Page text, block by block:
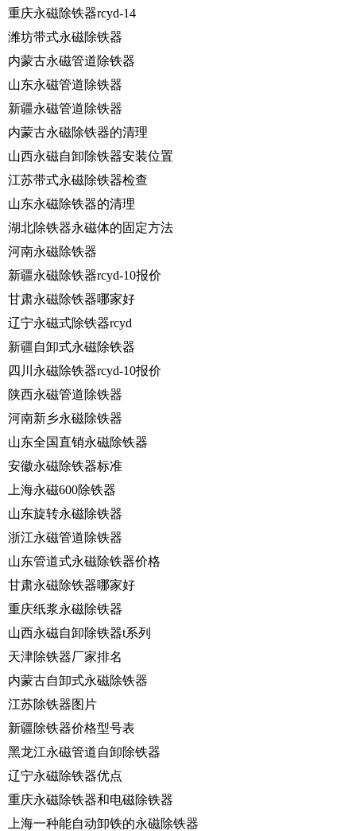
重庆永磁除铁器rcyd-14
潍坊带式永磁除铁器
内蒙古永磁管道除铁器
山东永磁管道除铁器
新疆永磁管道除铁器
内蒙古永磁除铁器的清理
山西永磁自卸除铁器安装位置
江苏带式永磁除铁器检查
山东永磁除铁器的清理
湖北除铁器永磁体的固定方法
河南永磁除铁器
新疆永磁除铁器rcyd-10报价
甘肃永磁除铁器哪家好
辽宁永磁式除铁器rcyd
新疆自卸式永磁除铁器
四川永磁除铁器rcyd-10报价
陕西永磁管道除铁器
河南新乡永磁除铁器
山东全国直销永磁除铁器
安徽永磁除铁器标准
上海永磁600除铁器
山东旋转永磁除铁器
浙江永磁管道除铁器
山东管道式永磁除铁器价格
甘肃永磁除铁器哪家好
重庆纸浆永磁除铁器
山西永磁自卸除铁器t系列
天津除铁器厂家排名
内蒙古自卸式永磁除铁器
江苏除铁器图片
新疆除铁器价格型号表
黑龙江永磁管道自卸除铁器
辽宁永磁除铁器优点
重庆永磁除铁器和电磁除铁器
上海一种能自动卸铁的永磁除铁器